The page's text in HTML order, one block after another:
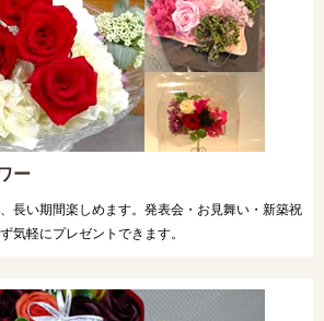
ー
長い期間楽しめます。発表会・お見舞い・新築祝
気軽にプレゼントできます。